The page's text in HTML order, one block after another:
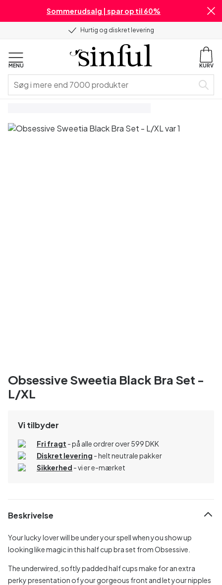
Sommerudsalg | spar op til 60%
Hurtig og diskret levering
MENU KURV
Obsessive Sweetia Black Bra Set -
L/XL
Vi tilbyder
Fri fragt - på alle ordrer over 599 DKK
Diskret levering - helt neutrale pakker
Sikkerhed - vi er e-mærket
Beskrivelse
Your lucky lover will be under your spell when you show up
looking like magic in this half cup bra set from Obsessive.
The underwired, softly padded half cups make for an extra
perky presentation of your gorgeous front and let your nipples